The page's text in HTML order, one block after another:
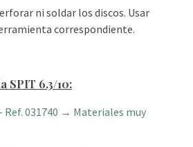
ni soldar los discos. Usar
correspondiente.
SPIT 6.3/10:
Ref. 031740 → Materiales muy